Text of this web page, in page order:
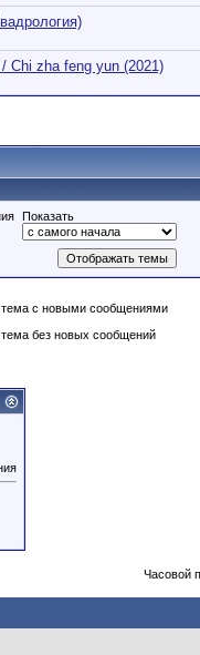
Chi zha feng yun (2021)
Показать
с новыми сообщениями
без новых сообщений
Часовой